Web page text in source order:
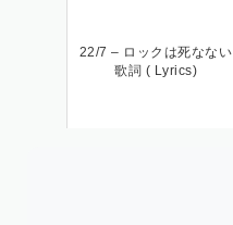
22/7 – ロックは死なない
歌詞 ( Lyrics)